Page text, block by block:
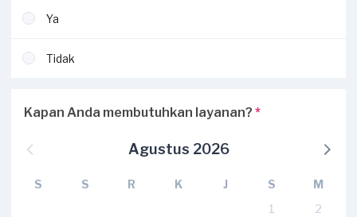
Ya
Tidak
Kapan Anda membutuhkan layanan? *
Agustus 2026
S S R K J S
M
1
2